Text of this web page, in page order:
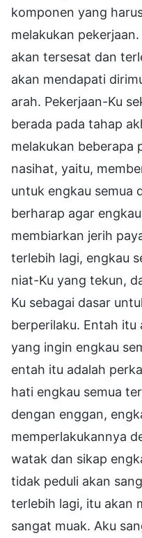
komponen yang
melakukan
akan tersesat dan
akan mendapati
arah. Pekerjaan-Ku
berada pada tahap
melakukan beberapa
nasihat, yaitu,
untuk engkau semua
berharap agar
membiarkan jerih
terlebih lagi, engkau
niat-Ku yang tekun,
Ku sebagai dasar
berperilaku. Entah itu
yang ingin engkau
entah itu adalah
hati engkau semua
dengan enggan,
memperlakukannya
watak dan sikap
tidak peduli akan
terlebih lagi, itu akan
sangat muak. Aku